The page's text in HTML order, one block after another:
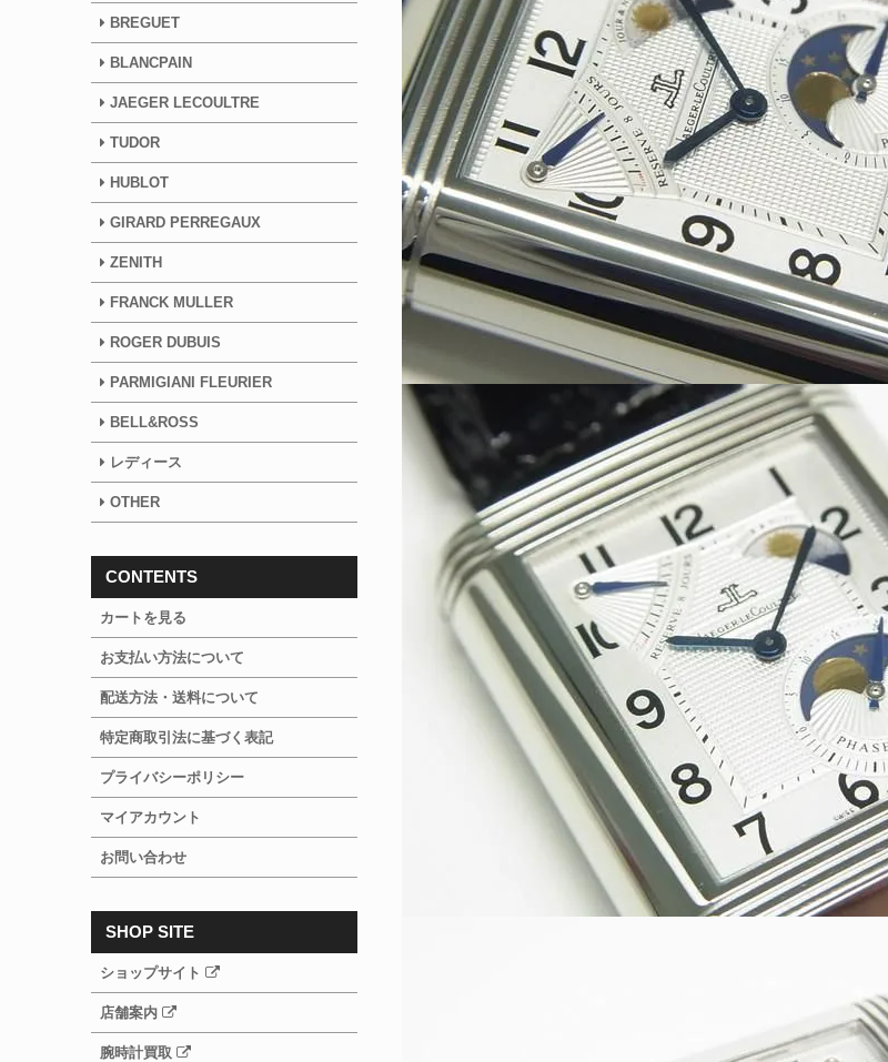
BREGUET
BLANCPAIN
JAEGER LECOULTRE
TUDOR
HUBLOT
GIRARD PERREGAUX
ZENITH
FRANCK MULLER
ROGER DUBUIS
PARMIGIANI FLEURIER
BELL&ROSS
レディース
OTHER
CONTENTS
カートを見る
お支払い方法について
配送方法・送料について
特定商取引法に基づく表記
プライバシーポリシー
マイアカウント
お問い合わせ
SHOP SITE
ショップサイト
店舗案内
腕時計買取